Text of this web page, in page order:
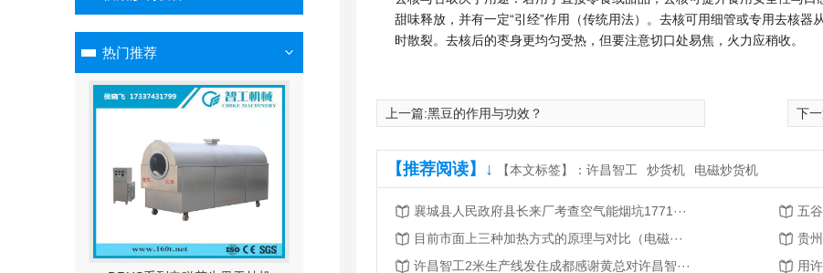
热门推荐
甜味释放，并有一定“引经”作用（传统用法）。去核可用细管或专用去核器
时散裂。去核后的枣身更均匀受热，但要注意切口处易焦，火力应稍收。
上一篇:黑豆的作用与功效？ 下
【推荐阅读】↓ 【本文标签】： 许昌智工 炒货机 电磁炒货机
襄城县人民政府县长来厂考查空气能烟坑1771···
五
目前市面上三种加热方式的原理与对比（电磁···
贵
许昌智工2米生产线发住成都感谢黄总对许昌智···
用